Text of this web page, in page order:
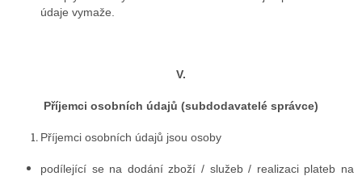
údaje vymaže.
V.
Příjemci osobních údajů (subdodavatelé správce)
Příjemci osobních údajů jsou osoby
podílející se na dodání zboží / služeb / realizaci plateb na